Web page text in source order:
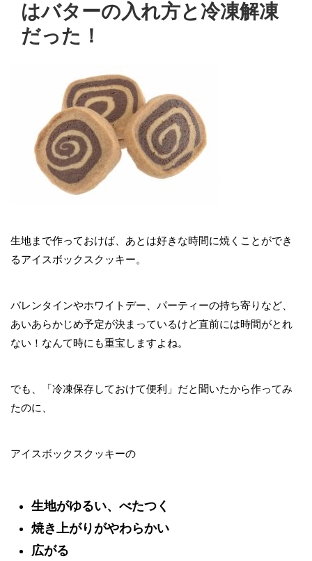
はバターの入れ方と冷凍解凍
だった！
生地まで作っておけば、あとは好きな時間に焼くことができ
るアイスボックスクッキー。
バレンタインやホワイトデー、パーティーの持ち寄りなど、
あいあらかじめ予定が決まっているけど直前には時間がとれ
ない！なんて時にも重宝しますよね。
でも、「冷凍保存しておけて便利」だと聞いたから作ってみ
たのに、
アイスボックスクッキーの
生地がゆるい、べたつく
焼き上がりがやわらかい
広がる